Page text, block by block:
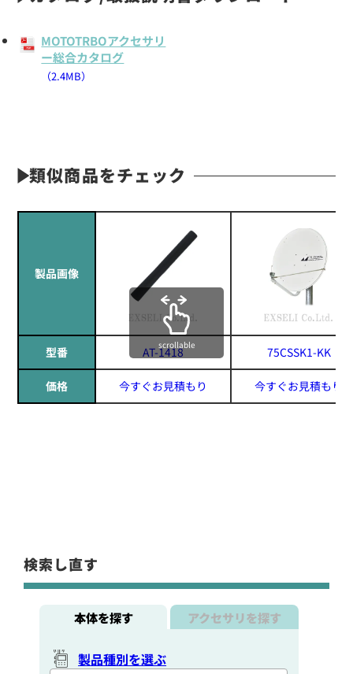
MOTOTRBOアクセサリ
ー総合カタログ
（2.4MB）
類似商品をチェック
製品画像
型番 AT-1418 75CSSK1-KK
価格 今すぐお見積もり 今すぐお見積もり
scrollable
検索し直す
本体を探す アクセサリを探す
製品種別を選ぶ